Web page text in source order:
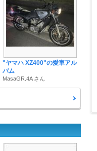
"ヤマハ XZ400"の愛車アル
バム
MasaGR.4A さん